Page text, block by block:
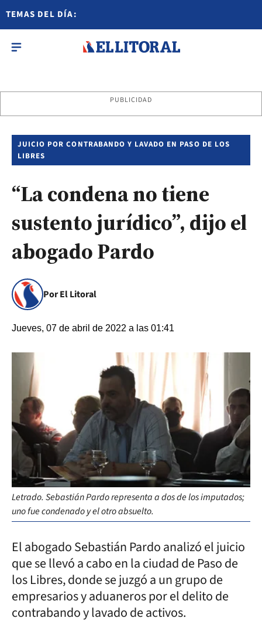
TEMAS DEL DÍA:
PUBLICIDAD
JUICIO POR CONTRABANDO Y LAVADO EN PASO DE LOS
LIBRES
“La condena no tiene
sustento jurídico”, dijo el
abogado Pardo
Por El Litoral
Jueves, 07 de abril de 2022 a las 01:41
Letrado. Sebastián Pardo representa a dos de los imputados;
uno fue condenado y el otro absuelto.
El abogado Sebastián Pardo analizó el juicio
que se llevó a cabo en la ciudad de Paso de
los Libres, donde se juzgó a un grupo de
empresarios y aduaneros por el delito de
contrabando y lavado de activos.